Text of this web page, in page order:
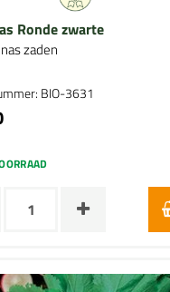
Ronde zwarte
zaden
BIO-3631